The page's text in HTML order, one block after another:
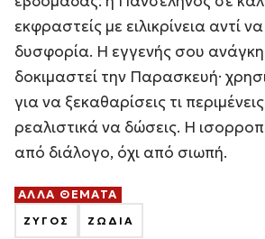
εκφραστείς με ειλικρίνεια αντί
δυσφορία. Η εγγενής σου
δοκιμαστεί την Παρασκευή·
για να ξεκαθαρίσεις τι
ρεαλιστικά να δώσεις. Η
από διάλογο, όχι από σιωπή.
ΑΛΛΑ ΘΕΜΑΤΑ
ΖΥΓΟΣ ΖΩΔΙΑ